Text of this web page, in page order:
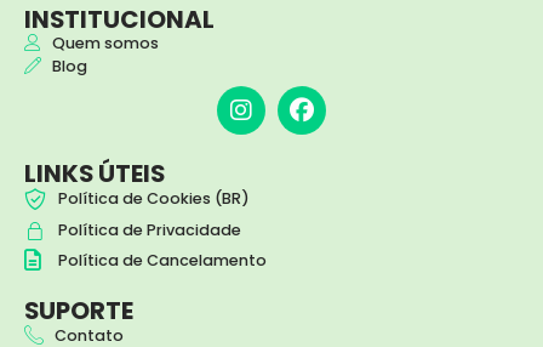
INSTITUCIONAL
Quem somos
Blog
I
n
s
a
g
r
a
F
a
c
LINKS ÚTEIS
Política de Cookies (BR)
Política de Privacidade
Política de Cancelamento
SUPORTE
Contato